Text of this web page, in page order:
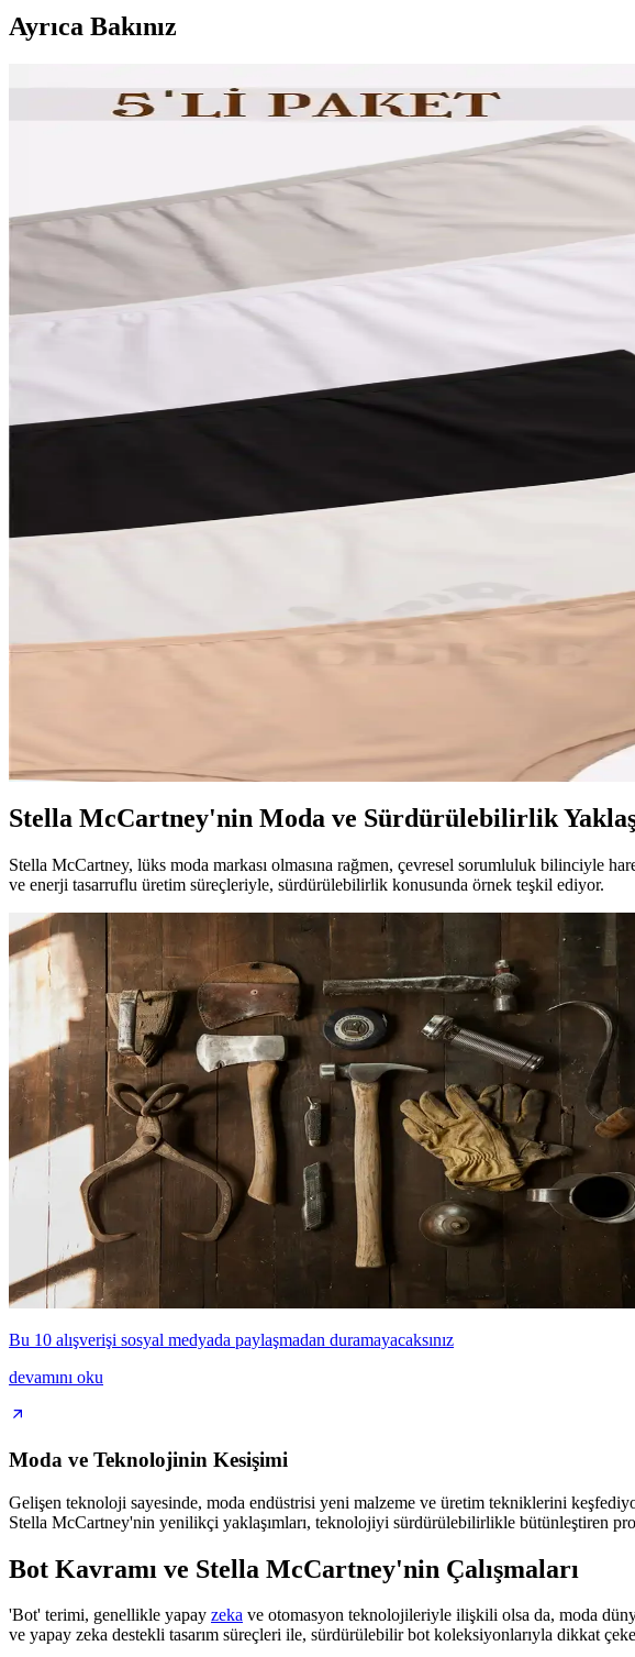
Ayrıca Bakınız
Alternatif Giyim Alışverişinde Hızlı Modadan Kaçınma ve
Alternatif giyim alışverişinde hızlı modadan kaçınmak için ikinci el kullanımı, kendin
Keten Okul Pantolonu: Rahat ve Şık Öğrenci Giyim Seçenekleri
Doğal ve hafif keten pantolonlar, okul giyiminde rahatlık, şıklık ve sürdürülebilirlik
Tight Lady Siyah ve Beyaz 2'li Paket Kadın Basic Tişörtler Günlük
Tight Lady'nin organik pamuktan ürettiği siyah ve beyaz basic tişörtler, rahatlık ve
yer alır.
Ankara Giyim Sektörü: Mağazalar, Trendler ve Uygun Fiyatlı
Ankara'nın zengin giyim seçenekleri, mağazalar, butik ve uygun fiyatlı alışveriş
Canlı renkleri ve yumuşak pamuklu yapısıyla Penti'nin çok renkli pijama takımı, evde
Yaz Ayları İçin Keten Takım Seçenekleri ve Kombinasyon Önerileri
Yaz aylarının vazgeçilmezi olan keten takımlar, doğal yapısı ve şıklığıyla hem rahat
Erkek Kapşonlu Kabanlar: Güncel Trendler ve Stil İpuçları
Erkek kapşonlu kabanlar, fonksiyonellik ve şıklığı bir arada sunar. Güncel trendler,
ODISE Pamuklu Büyük Beden Kadın Külotu Yüksek Bel ve Geniş
ODISE pamuklu büyük beden kadın külotu, yüksek bel ve geniş kenar tasarımıyla gün
Stella McCartney'nin Moda ve Sürdürülebilirlik
Stella McCartney, lüks moda markası olmasına rağmen, çevresel sorumluluk bilinciyle
ve enerji tasarruflu üretim süreçleriyle, sürdürülebilirlik konusunda örnek teşkil ediyor.
Bu 10 alışverişi sosyal medyada paylaşmadan duramayacaksınız
devamını oku
Moda ve Teknolojinin Kesişimi
Gelişen teknoloji sayesinde, moda endüstrisi yeni malzeme ve üretim tekniklerini
Stella McCartney'nin yenilikçi yaklaşımları, teknolojiyi sürdürülebilirlikle bütünleştiren
Bot Kavramı ve Stella McCartney'nin Çalışmaları
'Bot' terimi, genellikle yapay zeka ve otomasyon teknolojileriyle ilişkili olsa da, moda
ve yapay zeka destekli tasarım süreçleri ile, sürdürülebilir bot koleksiyonlarıyla dikkat